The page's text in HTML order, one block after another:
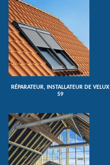
RÉPARATEUR, INSTALLATEUR DE VELUX
59